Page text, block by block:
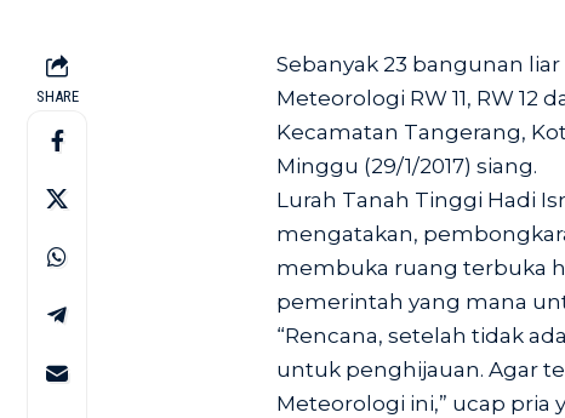
SHARE
Sebanyak 23 bangunan
Meteorologi RW 11, RW 12
Kecamatan Tangerang,
Minggu (29/1/2017) siang.
Lurah Tanah Tinggi Hadi
mengatakan,
membuka ruang terbuka
pemerintah yang mana
“Rencana, setelah tidak
untuk penghijauan. Agar
Meteorologi ini,” ucap pria